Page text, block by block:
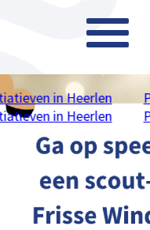
in Heerlen
in Heerlen